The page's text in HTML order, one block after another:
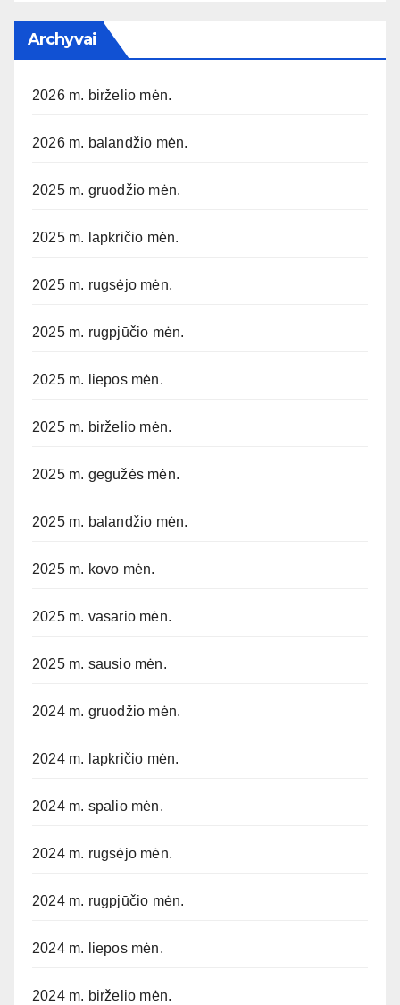
Archyvai
2026 m. birželio mėn.
2026 m. balandžio mėn.
2025 m. gruodžio mėn.
2025 m. lapkričio mėn.
2025 m. rugsėjo mėn.
2025 m. rugpjūčio mėn.
2025 m. liepos mėn.
2025 m. birželio mėn.
2025 m. gegužės mėn.
2025 m. balandžio mėn.
2025 m. kovo mėn.
2025 m. vasario mėn.
2025 m. sausio mėn.
2024 m. gruodžio mėn.
2024 m. lapkričio mėn.
2024 m. spalio mėn.
2024 m. rugsėjo mėn.
2024 m. rugpjūčio mėn.
2024 m. liepos mėn.
2024 m. birželio mėn.